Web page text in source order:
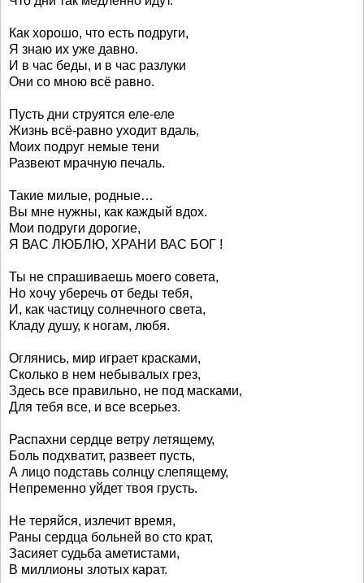
Как хорошо, что есть подруги,
Я знаю их уже давно.
И в час беды, и в час разлуки
Они со мною всё равно.
Пусть дни струятся еле-еле
Жизнь всё-равно уходит вдаль,
Моих подруг немые тени
Развеют мрачную печаль.
Такие милые, родные…
Вы мне нужны, как каждый вдох.
Мои подруги дорогие,
Я ВАС ЛЮБЛЮ, ХРАНИ ВАС БОГ !
Ты не спрашиваешь моего совета,
Но хочу уберечь от беды тебя,
И, как частицу солнечного света,
Кладу душу, к ногам, любя.
Оглянись, мир играет красками,
Сколько в нем небывалых грез,
Здесь все правильно, не под масками,
Для тебя все, и все всерьез.
Распахни сердце ветру летящему,
Боль подхватит, развеет пусть,
А лицо подставь солнцу слепящему,
Непременно уйдет твоя грусть.
Не теряйся, излечит время,
Раны сердца больней во сто крат,
Засияет судьба аметистами,
В миллионы злотых карат.